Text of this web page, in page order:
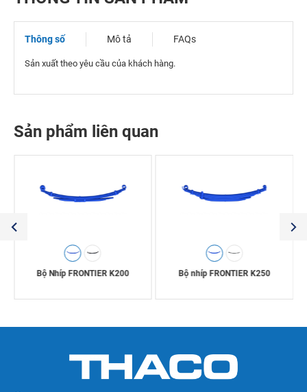
Thông số Mô tả FAQs
Sản xuất theo yêu cầu của khách hàng.
Sản phẩm liên quan
Bộ Nhíp FRONTIER K200 Bộ nhíp FRONTIER K250